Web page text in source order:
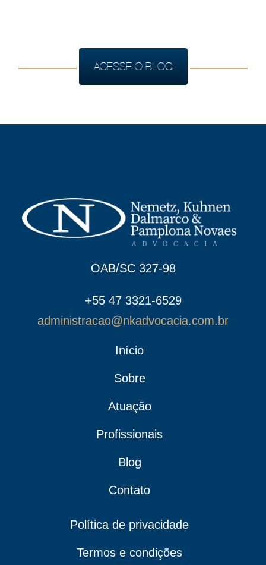
ACESSE O BLOG
OAB/SC 327-98
+55 47 3321-6529
administracao@nkadvocacia.com.br
Início
Sobre
Atuação
Profissionais
Blog
Contato
Política de privacidade
Termos e condições